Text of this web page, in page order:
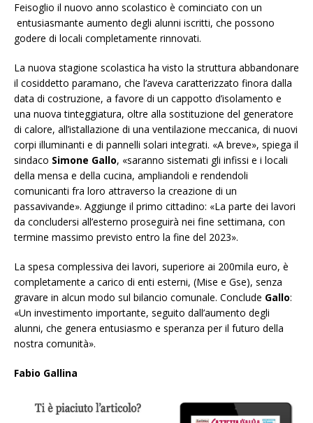
Feisoglio il nuovo anno scolastico è cominciato con un
entusiasmante aumento degli alunni iscritti, che possono
godere di locali completamente rinnovati.
La nuova stagione scolastica ha visto la struttura abbandonare
il cosiddetto paramano, che l’aveva caratterizzato finora dalla
data di costruzione, a favore di un cappotto d’isolamento e
una nuova tinteggiatura, oltre alla sostituzione del generatore
di calore, all’istallazione di una ventilazione meccanica, di nuovi
corpi illuminanti e di pannelli solari integrati. «A breve», spiega il
sindaco Simone Gallo, «saranno sistemati gli infissi e i locali
della mensa e della cucina, ampliandoli e rendendoli
comunicanti fra loro attraverso la creazione di un
passavivande». Aggiunge il primo cittadino: «La parte dei lavori
da concludersi all’esterno proseguirà nei fine settimana, con
termine massimo previsto entro la fine del 2023».
La spesa complessiva dei lavori, superiore ai 200mila euro, è
completamente a carico di enti esterni, (Mise e Gse), senza
gravare in alcun modo sul bilancio comunale. Conclude Gallo:
«Un investimento importante, seguito dall’aumento degli
alunni, che genera entusiasmo e speranza per il futuro della
nostra comunità».
Fabio Gallina